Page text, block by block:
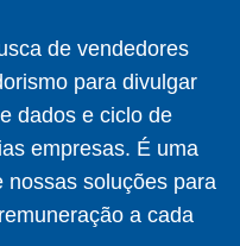
de vendedores
para divulgar
dados e ciclo de
empresas. É uma
nossas soluções para
a cada